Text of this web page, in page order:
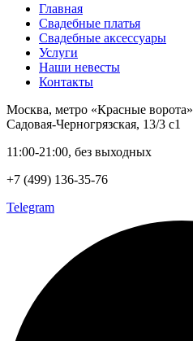
Главная
Свадебные платья
Свадебные аксессуары
Услуги
Наши невесты
Контакты
Москва, метро «Красные ворота»
Садовая-Черногрязская, 13/3 с1
11:00-21:00, без выходных
+7 (499) 136-35-76
Telegram